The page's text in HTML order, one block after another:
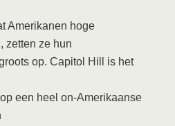
Amerikanen hoge
zetten ze hun
op. Capitol Hill is het
een heel on-Amerikaanse